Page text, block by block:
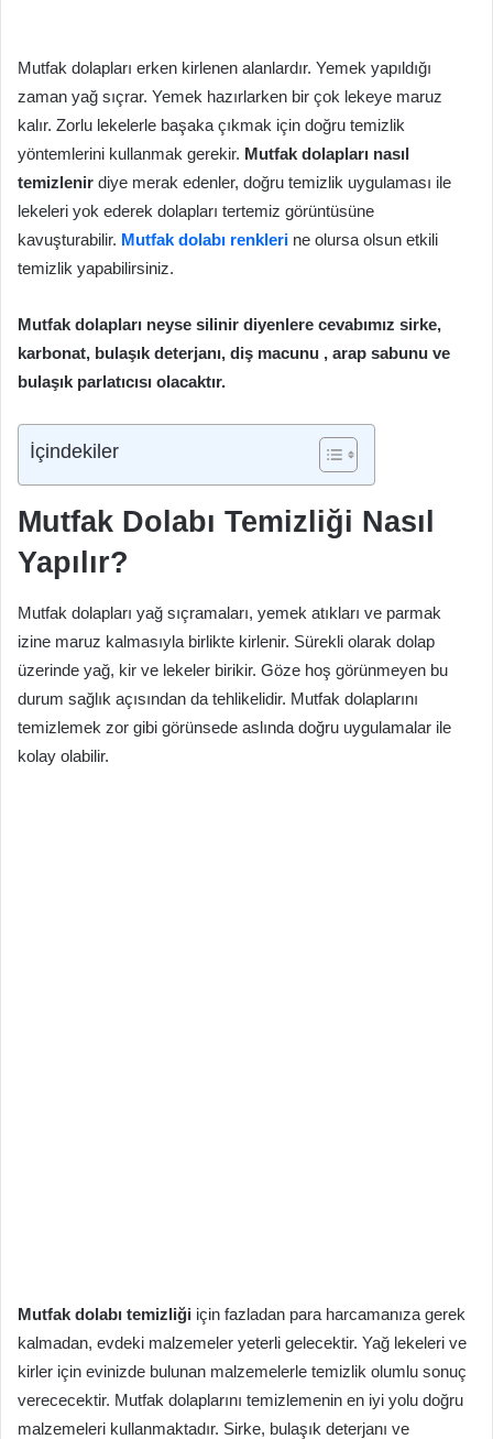
Mutfak dolapları erken kirlenen alanlardır. Yemek yapıldığı
zaman yağ sıçrar. Yemek hazırlarken bir çok lekeye maruz
kalır. Zorlu lekelerle başaka çıkmak için doğru temizlik
yöntemlerini kullanmak gerekir. Mutfak dolapları nasıl
temizlenir diye merak edenler, doğru temizlik uygulaması ile
lekeleri yok ederek dolapları tertemiz görüntüsüne
kavuşturabilir. Mutfak dolabı renkleri ne olursa olsun etkili
temizlik yapabilirsiniz.
Mutfak dolapları neyse silinir diyenlere cevabımız sirke,
karbonat, bulaşık deterjanı, diş macunu , arap sabunu ve
bulaşık parlatıcısı olacaktır.
İçindekiler
Mutfak Dolabı Temizliği Nasıl
Yapılır?
Mutfak dolapları yağ sıçramaları, yemek atıkları ve parmak
izine maruz kalmasıyla birlikte kirlenir. Sürekli olarak dolap
üzerinde yağ, kir ve lekeler birikir. Göze hoş görünmeyen bu
durum sağlık açısından da tehlikelidir. Mutfak dolaplarını
temizlemek zor gibi görünsede aslında doğru uygulamalar ile
kolay olabilir.
Mutfak dolabı temizliği için fazladan para harcamanıza gerek
kalmadan, evdeki malzemeler yeterli gelecektir. Yağ lekeleri ve
kirler için evinizde bulunan malzemelerle temizlik olumlu sonuç
verececektir. Mutfak dolaplarını temizlemenin en iyi yolu doğru
malzemeleri kullanmaktadır. Sirke, bulaşık deterjanı ve